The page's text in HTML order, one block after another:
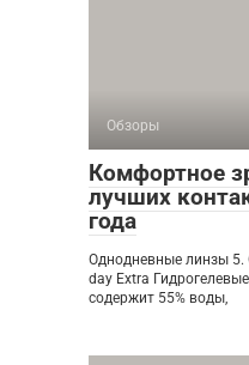
Обзоры
Комфортное
лучших
года
Однодневные линзы 5.
day Extra
содержит 55% воды,